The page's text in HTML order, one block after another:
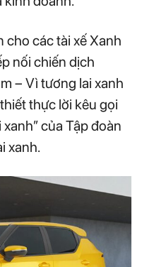
cho các tài xế Xanh
nối chiến dịch
– Vì tương lai xanh
thực lời kêu gọi
của Tập đoàn
xanh.